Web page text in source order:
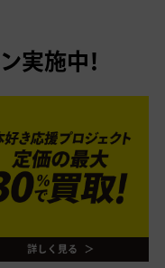
実施中！